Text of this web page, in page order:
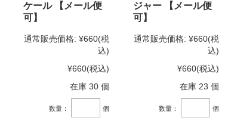
ケール 【メール便
可】
通常販売価格: ¥660(税
込)
¥660(税込)
在庫 30 個
数量： 個
ジャー 【メール便
可】
通常販売価格: ¥660(税
込)
¥660(税込)
在庫 23 個
数量： 個